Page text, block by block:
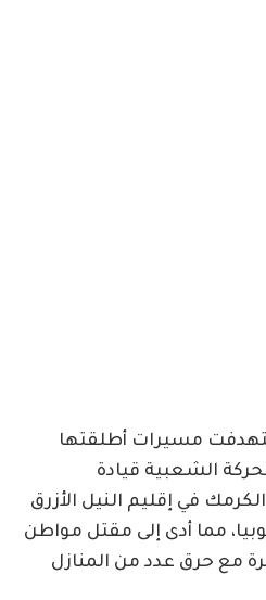
مسيرات أطلقتها
الشعبية قيادة
في إقليم النيل الأزرق
مما أدى إلى مقتل مواطن
مع حرق عدد من المنازل